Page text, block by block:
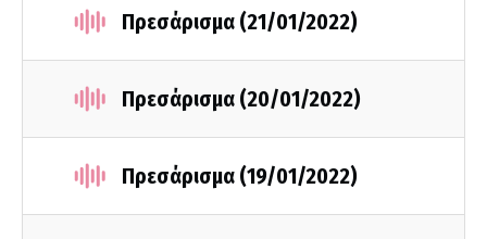
Πρεσάρισμα (21/01/2022)
Πρεσάρισμα (20/01/2022)
Πρεσάρισμα (19/01/2022)